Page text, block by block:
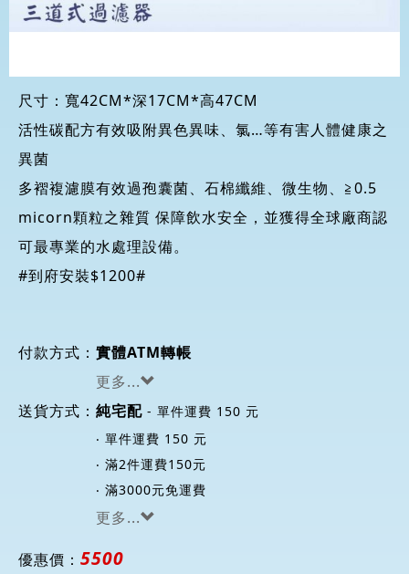
尺寸：寬42CM*深17CM*高47CM
活性碳配方有效吸附異色異味、氯…等有害人體健康之
異菌
多褶複濾膜有效過孢囊菌、石棉纖維、微生物、≧0.5
micorn顆粒之雜質 保障飲水安全，並獲得全球廠商認
可最專業的水處理設備。
#到府安裝$1200#
付款方式： 實體ATM轉帳
更多...
送貨方式： 純宅配 - 單件運費 150 元
‧ 單件運費 150 元
‧ 滿2件運費150元
‧ 滿3000元免運費
更多...
優惠價： 5500